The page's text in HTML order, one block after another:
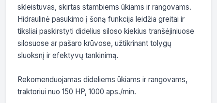
skleistuvas, skirtas stambiems ūkiams ir rangovams.
Hidraulinė pasukimo į šoną funkcija leidžia greitai ir
tiksliai paskirstyti didelius siloso kiekius tranšėjiniuose
silosuose ar pašaro krūvose, užtikrinant tolygų
sluoksnį ir efektyvų tankinimą.
Rekomenduojamas dideliems ūkiams ir rangovams,
traktoriui nuo 150 HP, 1000 aps./min.